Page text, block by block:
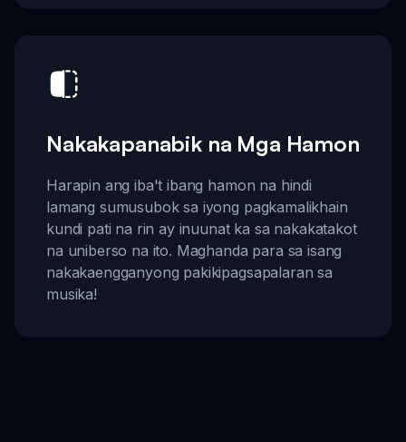
Nakakapanabik na Mga Hamon
Harapin ang iba't ibang hamon na hindi
lamang sumusubok sa iyong pagkamalikhain
kundi pati na rin ay inuunat ka sa nakakatakot
na uniberso na ito. Maghanda para sa isang
nakakaengganyong pakikipagsapalaran sa
musika!